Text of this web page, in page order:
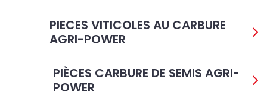
PIECES VITICOLES AU CARBURE
AGRI-POWER
PIÈCES CARBURE DE SEMIS AGRI-
POWER